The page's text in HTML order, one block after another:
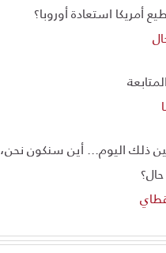
أمريكا استعادة أوروبا؟
ذلك اليوم... أين سنكون نحن،